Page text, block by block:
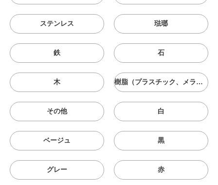
ステンレス 琺瑯
鉄 石
木 樹脂（プラスチック、メラニン、シリコン等）
その他 白
ベージュ 黒
グレー 赤